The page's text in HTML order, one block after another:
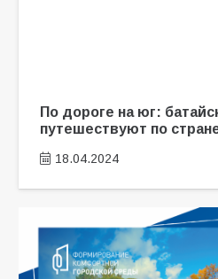
По дороге на юг:
путешествуют по
18.04.2024